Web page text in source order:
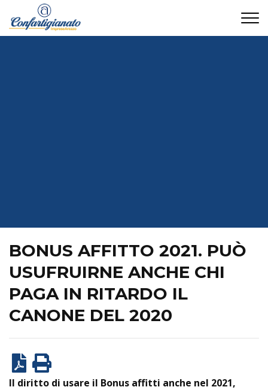
BONUS AFFITTO 2021. PUÒ
USUFRUIRNE ANCHE CHI
PAGA IN RITARDO IL
CANONE DEL 2020
Il diritto di usare il Bonus affitti anche nel 2021,